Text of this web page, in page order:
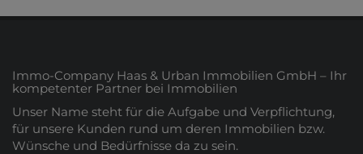
Immo-Company Haas & Urban Immobilien GmbH – Ihr
kompetenter Partner bei Immobilien
Unser Name steht für die Aufgabe und Verpflichtung,
für unsere Kunden rund um deren Immobilien bzw.
Wünsche und Bedürfnisse da zu sein.